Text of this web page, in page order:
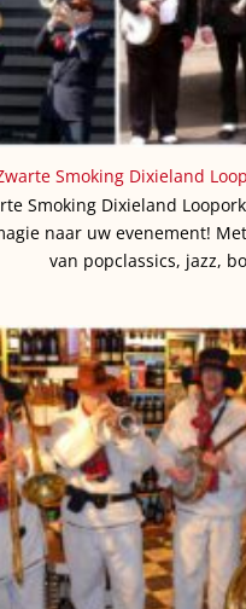
Smoking Dixieland
Smoking Dixieland
naar uw evenement!
van popclassics, jazz,